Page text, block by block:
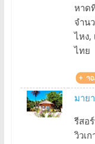
หาด
จำน
ไหง,
ไทย
มาย
รีสอ
วิวเ